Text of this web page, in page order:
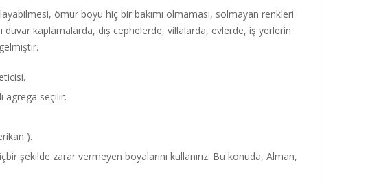
ömür boyu hiç bir bakımı olmaması, solmayan renkleri
duvar kaplamalarda, dış cephelerde, villalarda, evlerde, iş yerlerin
agrega seçilir.
).
şekilde zarar vermeyen boyalarını kullanırız. Bu konuda, Alman,